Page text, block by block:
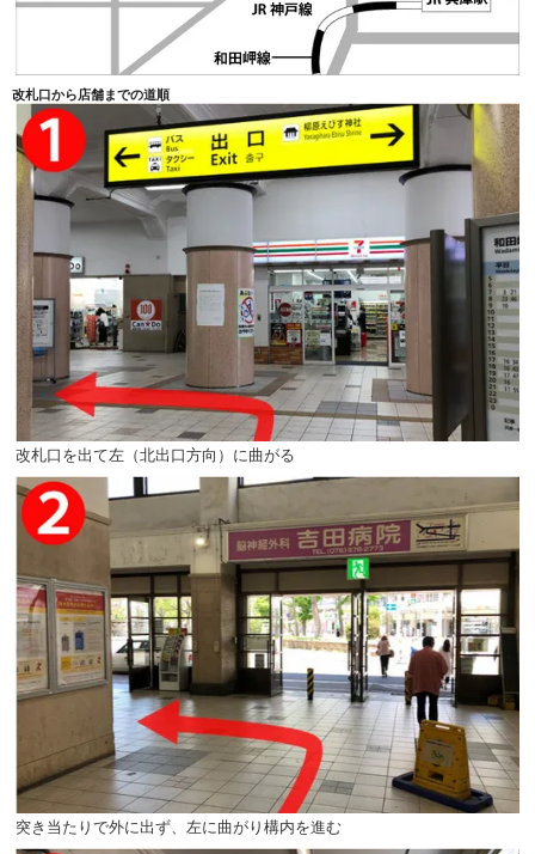
改札口から店舗までの道順
改札口を出て左（北出口方向）に曲がる
突き当たりで外に出ず、左に曲がり構内を進む